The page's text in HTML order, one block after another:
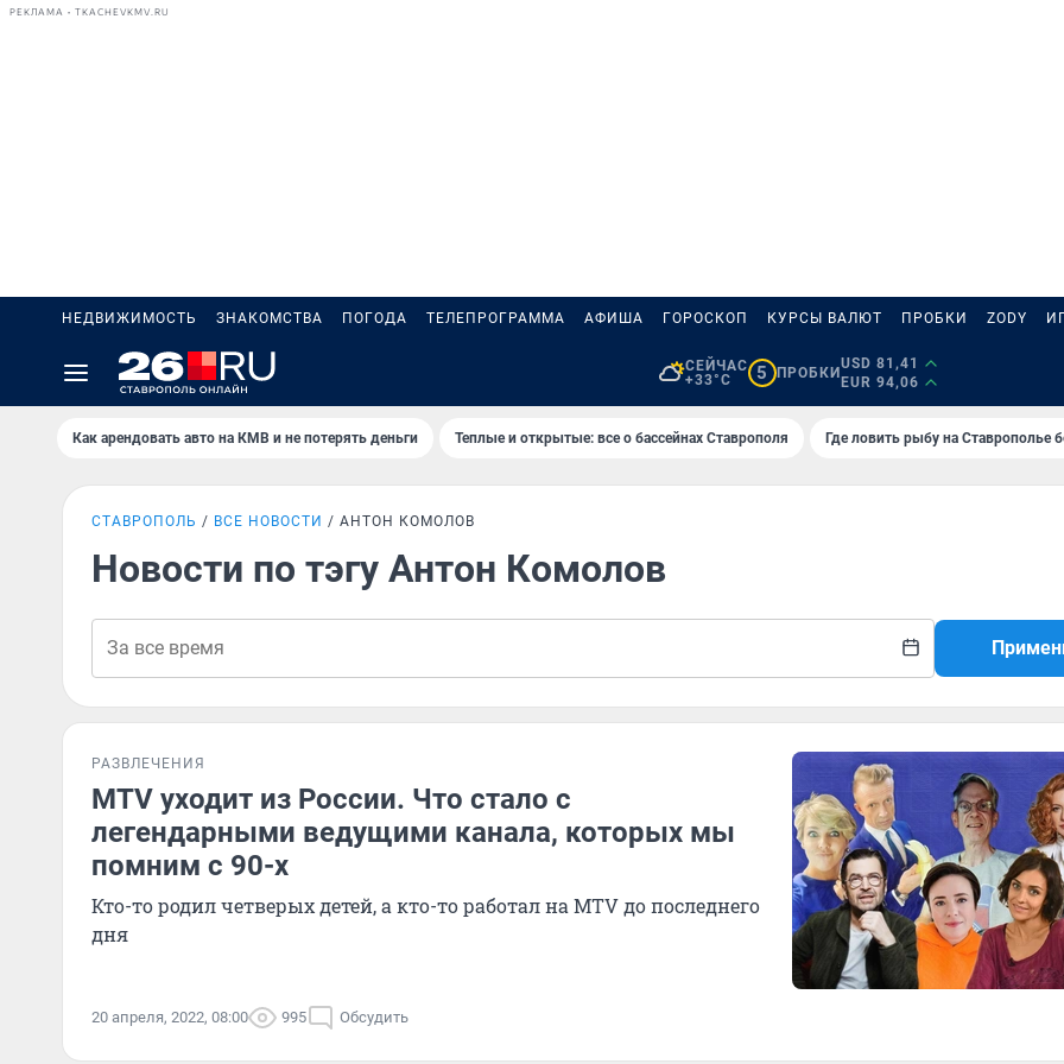
РЕКЛАМА • TKACHEVKMV.RU
НЕДВИЖИМОСТЬ ЗНАКОМСТВА ПОГОДА ТЕЛЕПРОГРАММА АФИША ГОРОСКОП КУРСЫ ВАЛЮТ ПРОБКИ ZODY
СЕЙЧАС
+33°C
5 ПРОБКИ
USD 81,41
EUR 94,06
Как арендовать авто на КМВ и не потерять деньги Теплые и открытые: все о бассейнах Ставрополя Где ловить рыбу на Ставрополье
СТАВРОПОЛЬ ВСЕ НОВОСТИ АНТОН КОМОЛОВ
Новости по тэгу Антон Комолов
РАЗВЛЕЧЕНИЯ
MTV уходит из России. Что стало с
легендарными ведущими канала, которых мы
помним с 90-х
Кто-то родил четверых детей, а кто-то работал на MTV до последнего
дня
20 апреля, 2022, 08:00 995 Обсудить